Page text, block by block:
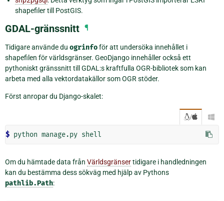
shapefiler till PostGIS.
GDAL-gränssnitt ¶
Tidigare använde du ogrinfoför att undersöka innehållet i
shapefilen för världsgränser. GeoDjango innehåller också ett
pythoniskt gränssnitt till GDAL:s kraftfulla OGR-bibliotek som kan
arbeta med alla vektordatakällor som OGR stöder.
Först anropar du Django-skalet:
/ 
$ python manage.py
Om du hämtade data från Världsgränsertidigare i handledningen
kan du bestämma dess sökväg med hjälp av Pythons
pathlib.Path: